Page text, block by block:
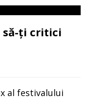
să-ți critici
al festivalului